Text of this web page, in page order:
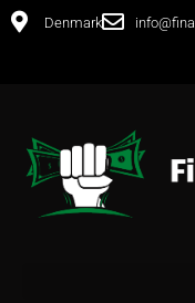
Denmark